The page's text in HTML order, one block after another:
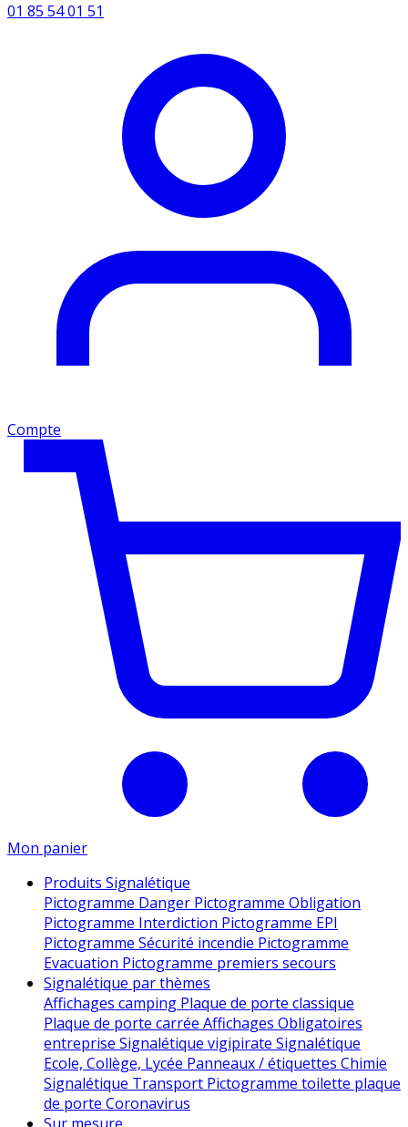
01 85 54 01 51
Compte
Mon panier
Produits Signalétique
Pictogramme Danger Pictogramme Obligation
Pictogramme Interdiction Pictogramme EPI
Pictogramme Sécurité incendie Pictogramme
Evacuation Pictogramme premiers secours
Signalétique par thèmes
Affichages camping Plaque de porte classique
Plaque de porte carrée Affichages Obligatoires
entreprise Signalétique vigipirate Signalétique
Ecole, Collège, Lycée Panneaux / étiquettes Chimie
Signalétique Transport Pictogramme toilette plaque
de porte Coronavirus